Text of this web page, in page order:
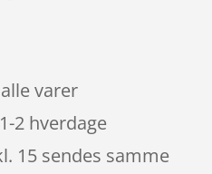
varer
2 hverdage
15 sendes samme